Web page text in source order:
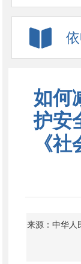
如何
护安
《
来源：中华人